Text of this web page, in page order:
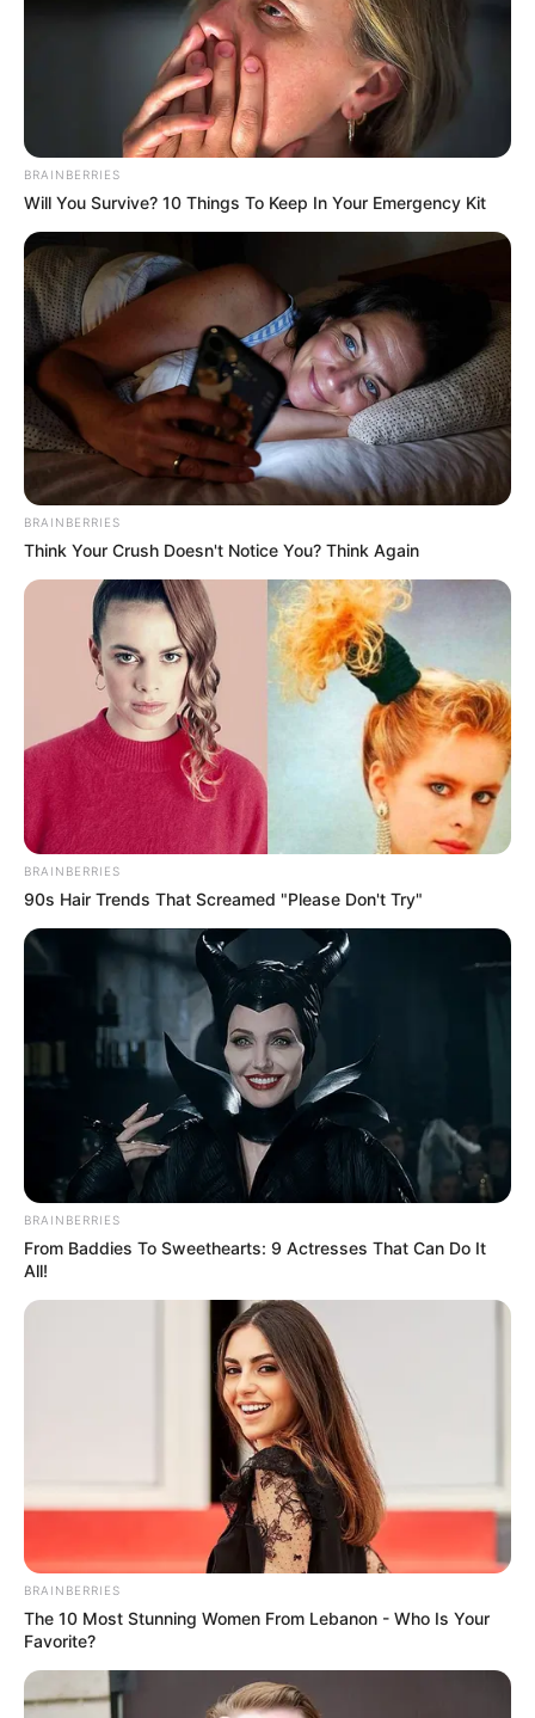
BRAINBERRIES
Will You Survive? 10 Things To Keep In Your Emergency Kit
BRAINBERRIES
Think Your Crush Doesn't Notice You? Think Again
BRAINBERRIES
90s Hair Trends That Screamed "Please Don't Try"
BRAINBERRIES
From Baddies To Sweethearts: 9 Actresses That Can Do It
All!
BRAINBERRIES
The 10 Most Stunning Women From Lebanon - Who Is Your
Favorite?